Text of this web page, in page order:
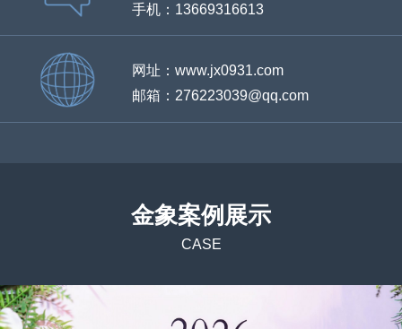
手机：13669316613
网址：www.jx0931.com
邮箱：276223039@qq.com
金象案例展示
CASE